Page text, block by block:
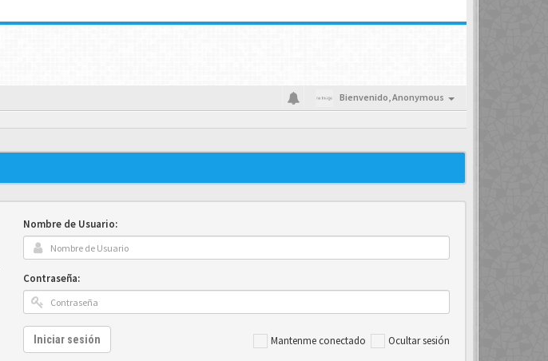
Bienvenido,Anonymous
Nombre de Usuario:
Contraseña:
Mantenme conectado Ocultar sesión
Iniciar sesión